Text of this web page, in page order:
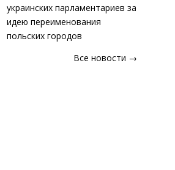
украинских парламентариев за
идею переименования
польских городов
Все новости →